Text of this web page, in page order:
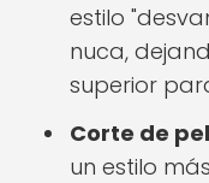
estilo
nuca,
superior
Corte de
un estilo